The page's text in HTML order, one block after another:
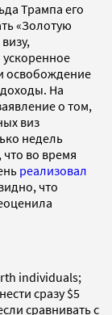
Трампа его
«Золотую
освобождение
На
о том,
виз
недель
во время
реализовал
что
individuals;
сразу $5
сравнивать с